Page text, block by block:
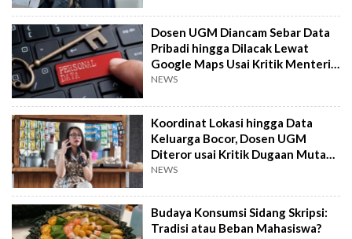
Dosen UGM Diancam Sebar Data
Pribadi hingga Dilacak Lewat
Google Maps Usai Kritik Menteri
PU
NEWS
Koordinat Lokasi hingga Data
Keluarga Bocor, Dosen UGM
Diteror usai Kritik Dugaan Mutasi
ASN
NEWS
Budaya Konsumsi Sidang Skripsi:
Tradisi atau Beban Mahasiswa?